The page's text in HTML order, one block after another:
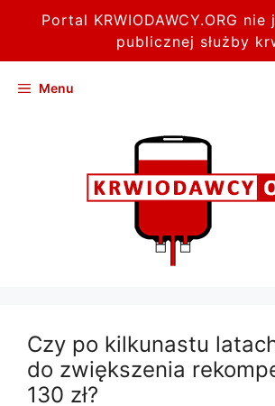
Portal KRWIODAWCY.ORG
publicznej służby
Menu
Czy po kilkunastu
do zwiększenia
130 zł?